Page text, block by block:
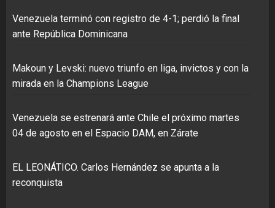
Venezuela terminó con registro de 4-1; perdió la final
ante República Dominicana
Makoun y Levski: nuevo triunfo en liga, invictos y con la
mirada en la Champions League
Venezuela se estrenará ante Chile el próximo martes
04 de agosto en el Espacio DAM, en Zárate
EL LEONÁTICO. Carlos Hernández se apunta a la
reconquista